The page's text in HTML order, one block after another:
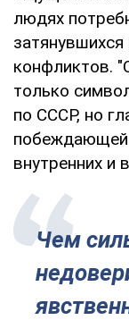
людях
конфликтов.
только
по СССР, но
побеждающей
внутренних и
Чем